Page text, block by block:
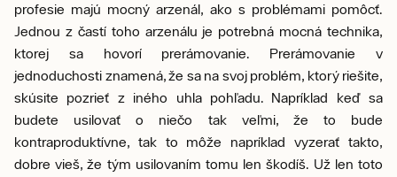
profesie majú mocný arzenál, ako s problémami pomôcť.
Jednou z častí toho arzenálu je potrebná mocná technika,
ktorej sa hovorí prerámovanie. Prerámovanie v
jednoduchosti znamená, že sa na svoj problém, ktorý riešite,
skúsite pozrieť z iného uhla pohľadu. Napríklad keď sa
budete usilovať o niečo tak veľmi, že to bude
kontraproduktívne, tak to môže napríklad vyzerať takto,
dobre vieš, že tým usilovaním tomu len škodíš. Už len toto